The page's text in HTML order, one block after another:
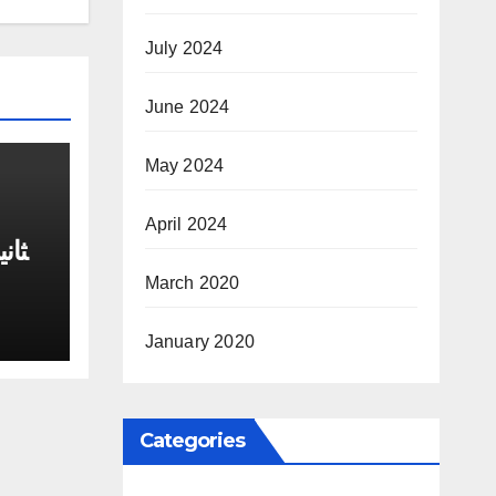
July 2024
June 2024
May 2024
April 2024
March 2020
January 2020
Categories